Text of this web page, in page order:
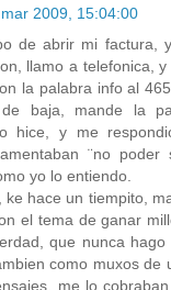
2009, 15:04:00
de abrir mi factura,
llamo a telefonica,
la palabra info al
baja, mande la
hice, y me
¨no poder
yo lo entiendo.
ke hace un tiempito,
el tema de ganar
que nunca
como muxos de
me lo